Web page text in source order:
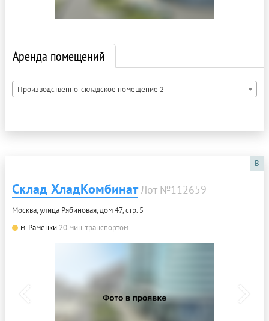
Аренда помещений
Производственно-складское помещение 2
B
Склад ХладКомбинатЛот №112659
Москва, улица Рябиновая, дом 47, стр. 5
м. Раменки 20 мин. транспортом